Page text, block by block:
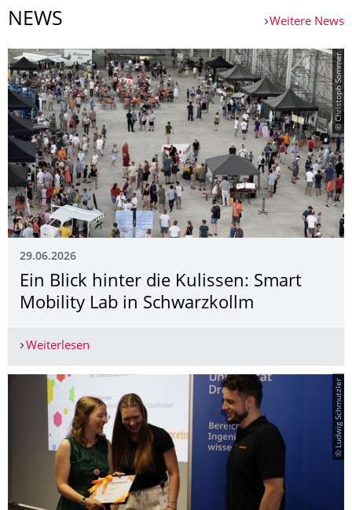
NEWS Weitere News
© Christoph Sommer
29.06.2026
Ein Blick hinter die Kulissen: Smart
Mobility Lab in Schwarzkollm
Weiterlesen
© Ludwig Schmutzler